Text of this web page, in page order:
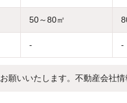
50～80㎡
- -
願いいたします。不動産会社